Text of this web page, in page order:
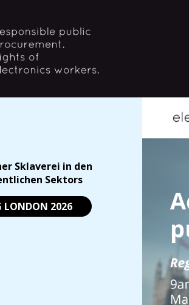
Sklaverei in den
Sektors
LONDON 2026